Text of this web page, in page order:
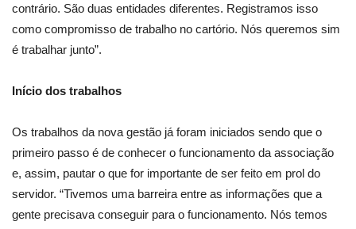
contrário. São duas entidades diferentes. Registramos isso
como compromisso de trabalho no cartório. Nós queremos sim
é trabalhar junto”.
Início dos trabalhos
Os trabalhos da nova gestão já foram iniciados sendo que o
primeiro passo é de conhecer o funcionamento da associação
e, assim, pautar o que for importante de ser feito em prol do
servidor. “Tivemos uma barreira entre as informações que a
gente precisava conseguir para o funcionamento. Nós temos